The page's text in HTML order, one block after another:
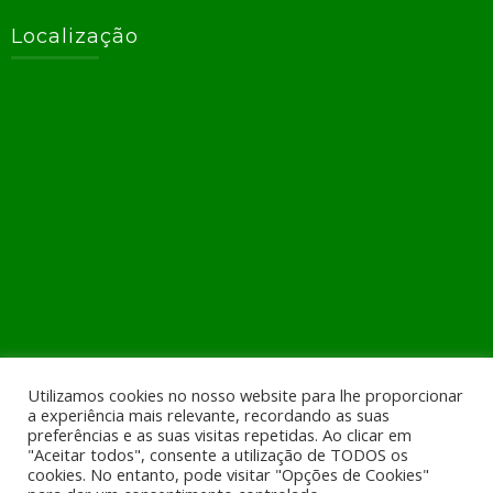
Localização
geral@geotek.pt
Rua Santo André, n. 1260 CC Parque da Cidade, Lj. K, 2 Piso
Utilizamos cookies no nosso website para lhe proporcionar
a experiência mais relevante, recordando as suas
preferências e as suas visitas repetidas. Ao clicar em
"Aceitar todos", consente a utilização de TODOS os
cookies. No entanto, pode visitar "Opções de Cookies"